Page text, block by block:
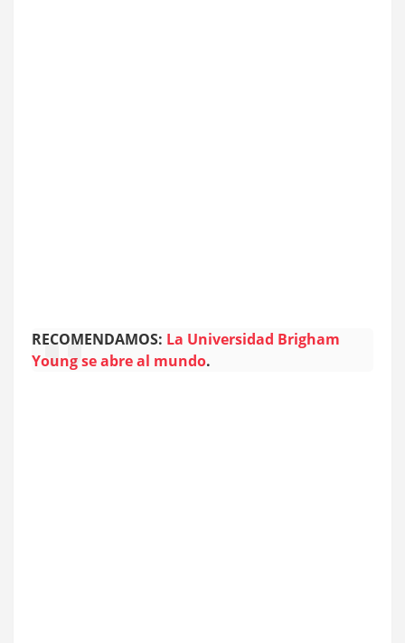
RECOMENDAMOS: La Universidad Brigham
Young se abre al mundo.